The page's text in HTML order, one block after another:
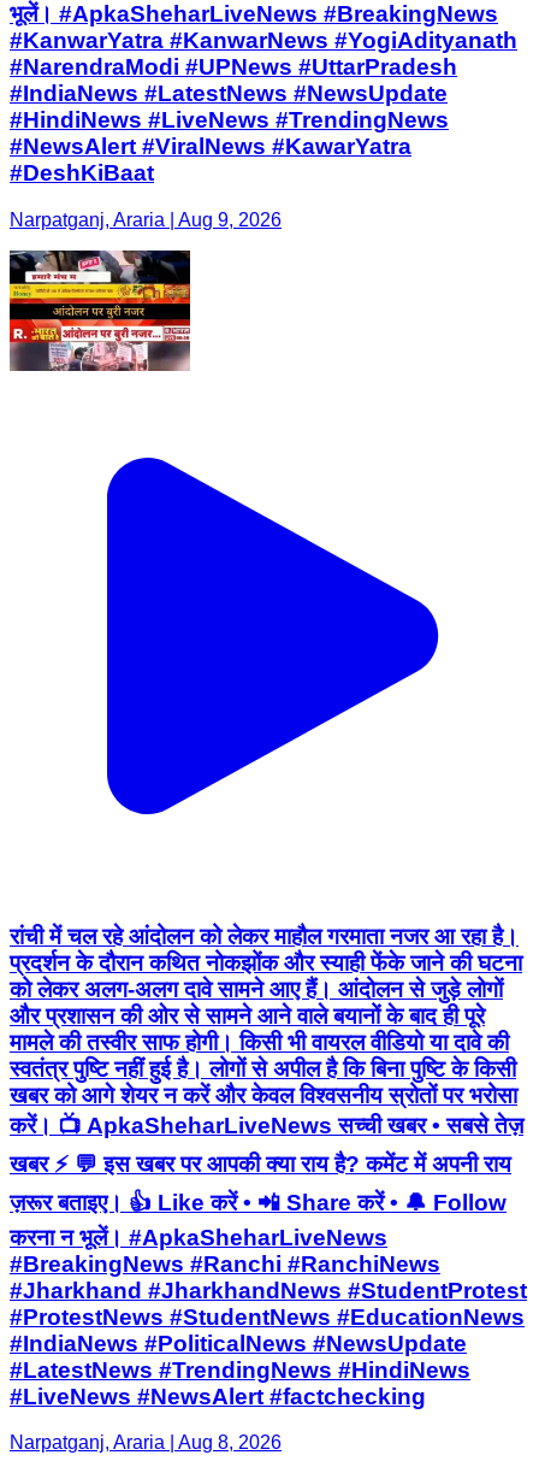
भूलें। #ApkaSheharLiveNews #BreakingNews
#KanwarYatra #KanwarNews #YogiAdityanath
#NarendraModi #UPNews #UttarPradesh
#IndiaNews #LatestNews #NewsUpdate
#HindiNews #LiveNews #TrendingNews
#NewsAlert #ViralNews #KawarYatra
#DeshKiBaat
Narpatganj, Araria | Aug 9, 2026
रांची में चल रहे आंदोलन को लेकर माहौल गरमाता नजर आ रहा है।
प्रदर्शन के दौरान कथित नोकझोंक और स्याही फेंके जाने की घटना
को लेकर अलग-अलग दावे सामने आए हैं। आंदोलन से जुड़े लोगों
और प्रशासन की ओर से सामने आने वाले बयानों के बाद ही पूरे
मामले की तस्वीर साफ होगी। किसी भी वायरल वीडियो या दावे की
स्वतंत्र पुष्टि नहीं हुई है। लोगों से अपील है कि बिना पुष्टि के किसी
खबर को आगे शेयर न करें और केवल विश्वसनीय स्रोतों पर भरोसा
करें। 📺 ApkaSheharLiveNews सच्ची खबर • सबसे तेज़
खबर ⚡ 💬 इस खबर पर आपकी क्या राय है? कमेंट में अपनी राय
ज़रूर बताइए। 👍 Like करें • 📲 Share करें • 🔔 Follow
करना न भूलें। #ApkaSheharLiveNews
#BreakingNews #Ranchi #RanchiNews
#Jharkhand #JharkhandNews #StudentProtest
#ProtestNews #StudentNews #EducationNews
#IndiaNews #PoliticalNews #NewsUpdate
#LatestNews #TrendingNews #HindiNews
#LiveNews #NewsAlert #factchecking
Narpatganj, Araria | Aug 8, 2026